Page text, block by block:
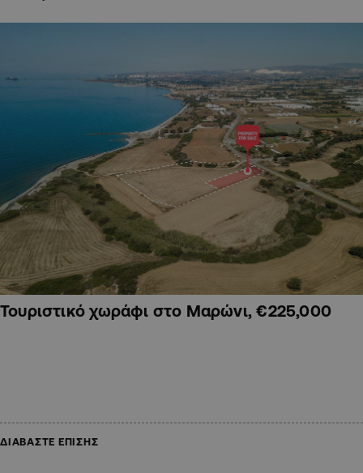
Τουριστικό χωράφι στο Μαρώνι, €225,000
ΔΙΑΒΑΣΤΕ ΕΠΙΣΗΣ